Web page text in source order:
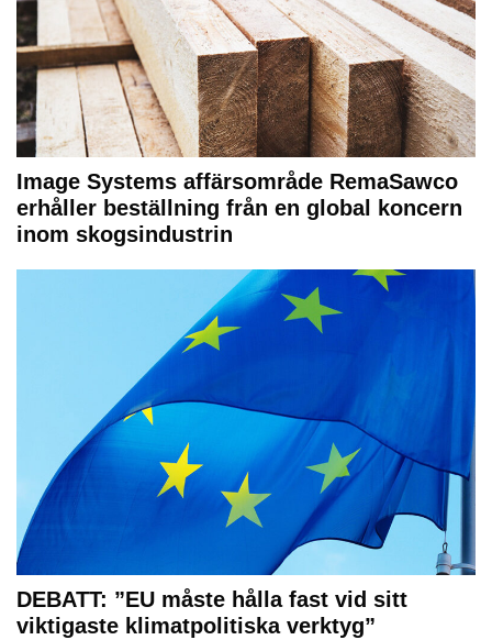
Image Systems affärsområde RemaSawco
erhåller beställning från en global koncern
inom skogsindustrin
DEBATT: ”EU måste hålla fast vid sitt
viktigaste klimatpolitiska verktyg”